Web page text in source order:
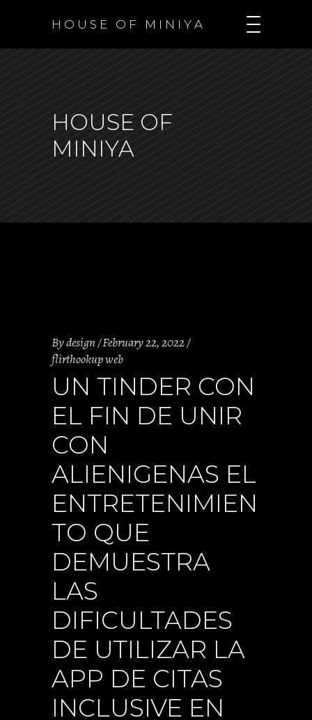
H O U S E O F M I N I Y A
HOUSE OF
MINIYA
Bydesign February 22, 2022
flirthookup web
UN TINDER CON
EL FIN DE UNIR
CON
ALIENIGENAS EL
ENTRETENIMIEN
TO QUE
DEMUESTRA
LAS
DIFICULTADES
DE UTILIZAR LA
APP DE CITAS
INCLUSIVE EN